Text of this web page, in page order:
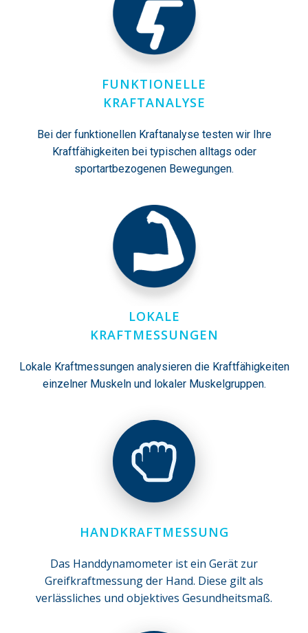
FUNKTIONELLE
KRAFTANALYSE
Bei der funktionellen Kraftanalyse testen wir Ihre
Kraftfähigkeiten bei typischen alltags oder
sportartbezogenen Bewegungen.
LOKALE
KRAFTMESSUNGEN
Lokale Kraftmessungen analysieren die Kraftfähigkeiten
einzelner Muskeln und lokaler Muskelgruppen.
HANDKRAFTMESSUNG
Das Handdynamometer ist ein Gerät zur
Greifkraftmessung der Hand. Diese gilt als
verlässliches und objektives Gesundheitsmaß.